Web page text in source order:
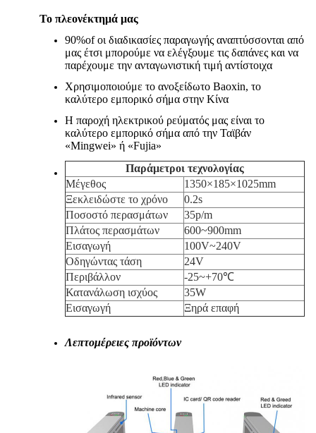
Το πλεονέκτημά μας
90%of οι διαδικασίες παραγωγής αναπτύσσονται από
μας έτσι μπορούμε να ελέγξουμε τις δαπάνες και να
παρέχουμε την ανταγωνιστική τιμή αντίστοιχα
Χρησιμοποιούμε το ανοξείδωτο Baoxin, το
καλύτερο εμπορικό σήμα στην Κίνα
Η παροχή ηλεκτρικού ρεύματός μας είναι το
καλύτερο εμπορικό σήμα από την Ταϊβάν
«Mingwei» ή «Fujia»
Παράμετροι τεχνολογίας
Μέγεθος
1350×185×1025mm
Ξεκλειδώστε το χρόνο
0.2s
Ποσοστό περασμάτων
35p/m
Πλάτος περασμάτων
600~900mm
Εισαγωγή
100V~240V
Οδηγώντας τάση
24V
Περιβάλλον
-25~+70℃
Κατανάλωση ισχύος
35W
Εισαγωγή
Ξηρά επαφή
Λεπτομέρειες προϊόντων